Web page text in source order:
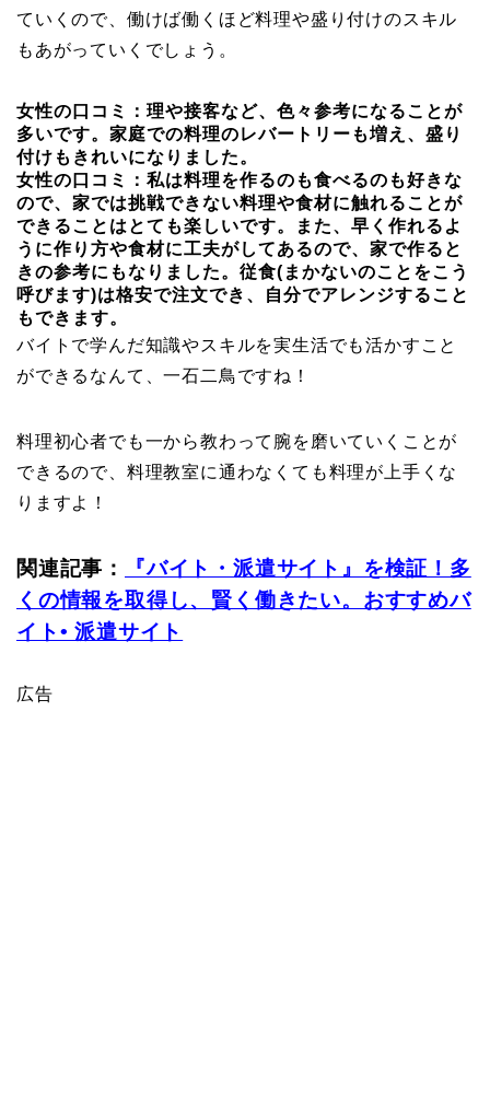
ていくので、働けば働くほど料理や盛り付けのスキル
もあがっていくでしょう。
女性の口コミ：理や接客など、色々参考になることが
多いです。家庭での料理のレバートリーも増え、盛り
付けもきれいになりました。
女性の口コミ：私は料理を作るのも食べるのも好きな
ので、家では挑戦できない料理や食材に触れることが
できることはとても楽しいです。また、早く作れるよ
うに作り方や食材に工夫がしてあるので、家で作ると
きの参考にもなりました。従食(まかないのことをこう
呼びます)は格安で注文でき、自分でアレンジすること
もできます。
バイトで学んだ知識やスキルを実生活でも活かすこと
ができるなんて、一石二鳥ですね！
料理初心者でも一から教わって腕を磨いていくことが
できるので、料理教室に通わなくても料理が上手くな
りますよ！
関連記事：
『バイト・派遣サイト』を検証！多
くの情報を取得し、賢く働きたい。おすすめバ
イト• 派遣サイト
広告